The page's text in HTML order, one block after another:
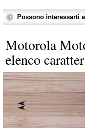
Possono interessarti
Motorola
elenco